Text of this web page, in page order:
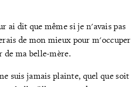
ai dit que même si je n'avais pas
de mon mieux pour m'occuper
de ma belle-mère.
suis jamais plainte, quel que soit